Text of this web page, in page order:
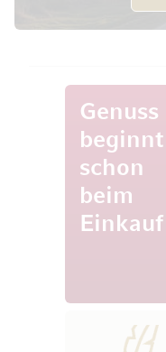
Genuss
beginnt
schon
beim
Einkauf